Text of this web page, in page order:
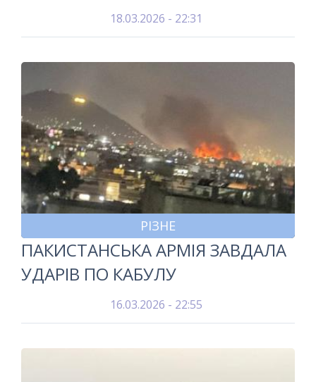
18.03.2026 - 22:31
РІЗНЕ
ПАКИСТАНСЬКА АРМІЯ ЗАВДАЛА
УДАРІВ ПО КАБУЛУ
16.03.2026 - 22:55